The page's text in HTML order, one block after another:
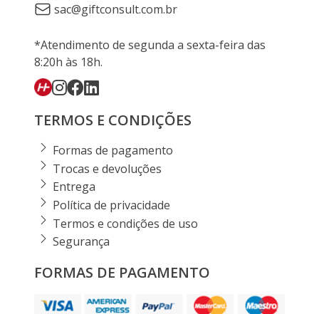
sac@giftconsult.com.br
*Atendimento de segunda a sexta-feira das
8:20h às 18h.
TERMOS E CONDIÇÕES
Formas de pagamento
Trocas e devoluções
Entrega
Política de privacidade
Termos e condições de uso
Segurança
FORMAS DE PAGAMENTO